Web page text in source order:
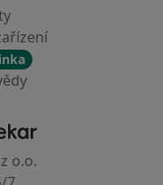
- Hlavní stránka
o.o.